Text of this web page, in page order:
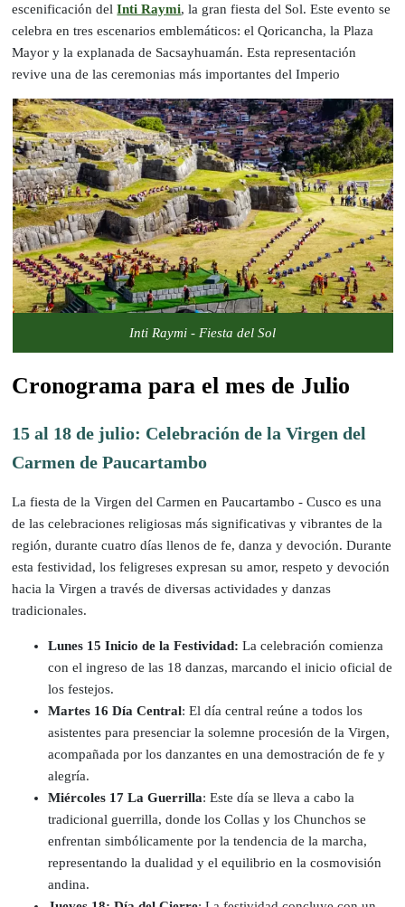
escenificación delInti Raymi, la gran fiesta del Sol. Este evento se
celebra en tres escenarios emblemáticos: el Qoricancha, la Plaza
Mayor y la explanada de Sacsayhuamán. Esta representación
revive una de las ceremonias más importantes del Imperio
Inti Raymi - Fiesta del Sol
Cronograma para el mes de Julio
15 al 18 de julio: Celebración de la Virgen del
Carmen de Paucartambo
La fiesta de la Virgen del Carmen en Paucartambo - Cusco es una
de las celebraciones religiosas más significativas y vibrantes de la
región, durante cuatro días llenos de fe, danza y devoción. Durante
esta festividad, los feligreses expresan su amor, respeto y devoción
hacia la Virgen a través de diversas actividades y danzas
tradicionales.
Lunes 15 Inicio de la Festividad:La celebración comienza
con el ingreso de las 18 danzas, marcando el inicio oficial de
los festejos.
Martes 16 Día Central: El día central reúne a todos los
asistentes para presenciar la solemne procesión de la Virgen,
acompañada por los danzantes en una demostración de fe y
alegría.
Miércoles 17 La Guerrilla: Este día se lleva a cabo la
tradicional guerrilla, donde los Collas y los Chunchos se
enfrentan simbólicamente por la tendencia de la marcha,
representando la dualidad y el equilibrio en la cosmovisión
andina.